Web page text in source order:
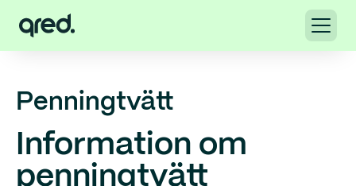
Penningtvätt
Information om
penningtvätt